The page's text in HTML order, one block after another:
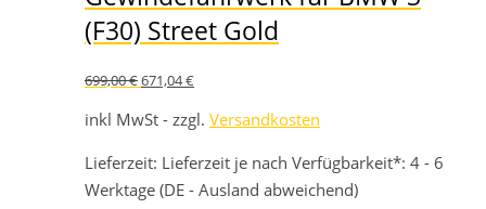
(F30) Street Gold
699,00€Ursprünglicher
war:
699,00 €
671,04€Aktueller
ist:
671,04 €.
inkl MwSt - zzgl. Versandkosten
Lieferzeit: Lieferzeit je nach Verfügbarkeit*: 4 - 6
Werktage (DE - Ausland abweichend)